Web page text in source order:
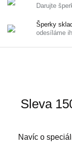
Darujte
Šperky
odesíláme
Sleva
Navíc o